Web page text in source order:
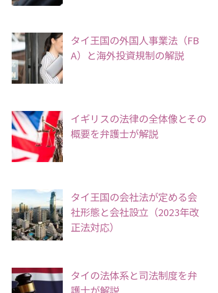
タイ王国の外国人事業法（FB
A）と海外投資規制の解説
イギリスの法律の全体像とその
概要を弁護士が解説
タイ王国の会社法が定める会
社形態と会社設立（2023年改
正法対応）
タイの法体系と司法制度を弁
護士が解説